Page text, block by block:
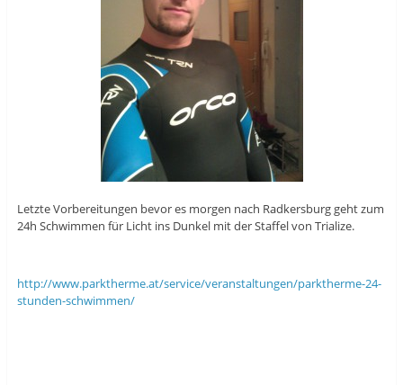
Letzte Vorbereitungen bevor es morgen nach Radkersburg geht zum
24h Schwimmen für Licht ins Dunkel mit der Staffel von Trialize.
http://www.parktherme.at/service/veranstaltungen/parktherme-24-
stunden-schwimmen/